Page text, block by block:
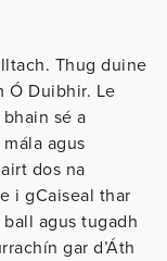
Thug duine
Ó Duibhir. Le
sé a
agus
dos na
i gCaiseal thar
agus tugadh
gar d’Áth